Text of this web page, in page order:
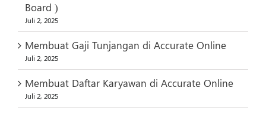
Board )
Juli 2, 2025
Membuat Gaji Tunjangan di Accurate Online
Juli 2, 2025
Membuat Daftar Karyawan di Accurate Online
Juli 2, 2025